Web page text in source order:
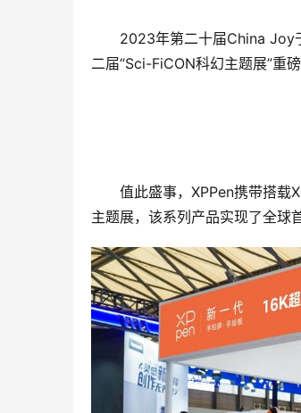
2023年第二十届China Joy
二届“Sci-FiCON科幻主题展”重磅
值此盛事，XPPen携带搭
主题展，该系列产品实现了全球